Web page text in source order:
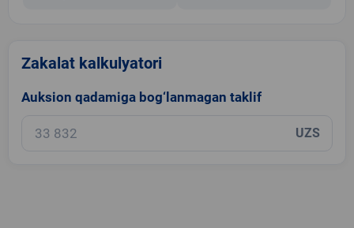
Zakalat kalkulyatori
Auksion qadamiga bog‘lanmagan taklif
UZS